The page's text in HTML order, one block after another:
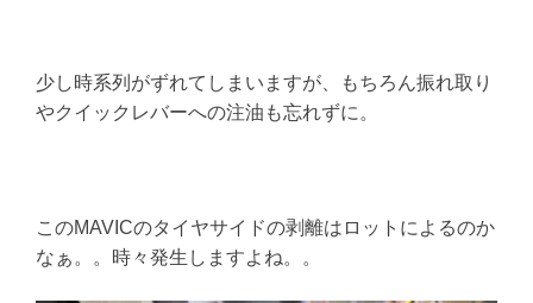
少し時系列がずれてしまいますが、もちろん振れ取り
やクイックレバーへの注油も忘れずに。
このMAVICのタイヤサイドの剥離はロットによるのか
なぁ。。時々発生しますよね。。